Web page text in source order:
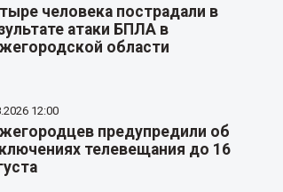
человека пострадали в
атаки БПЛА в
области
12:00
предупредили об
телевещания до 16